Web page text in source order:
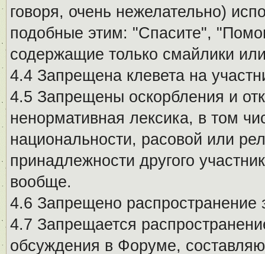
говоря, очень нежелательно)
подобные этим: "Спасите",
содержащие только смайлики
4.4 Запрещена клевета на
4.5 Запрещены оскорбления и
ненормативная лексика, в том
национальности, расовой или
принадлежности другого
вообще.
4.6 Запрещено
4.7 Запрещается
обсуждения в Форуме,